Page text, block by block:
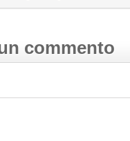
commento